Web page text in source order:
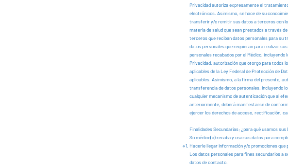
Privacidad autoriza expresamente el
electrónicos. Asimismo, se hace de su
transferir y/o remitir sus datos a terceros con
materia de salud que sean prestados a través
terceros que reciban datos personales para su
datos personales que requieran para realizar
personales recabados por el Médico,
Privacidad, autorización que otorgo para todos
aplicables de la Ley Federal de Protección de
aplicables. Asimismo, a la firma del presente,
transferencia de datos personales, incluyendo
cualquier mecanismo de autenticación que al
anteriormente, deberá manifestarse de
ejercer los derechos de acceso, rectificación,
Finalidades Secundarias; ¿para qué usamos
Su médico(a) recaba y usa sus datos para
Hacerle llegar información y/o promociones que
Los datos personales para fines secundarios a
datos de contacto.